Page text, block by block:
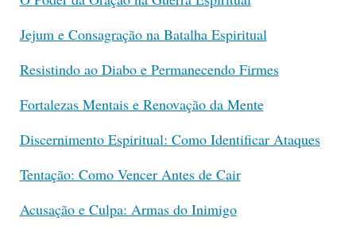
Jejum e Consagração na Batalha Espiritual
Resistindo ao Diabo e Permanecendo Firmes
Fortalezas Mentais e Renovação da Mente
Discernimento Espiritual: Como Identificar Ataques
Tentação: Como Vencer Antes de Cair
Acusação e Culpa: Armas do Inimigo